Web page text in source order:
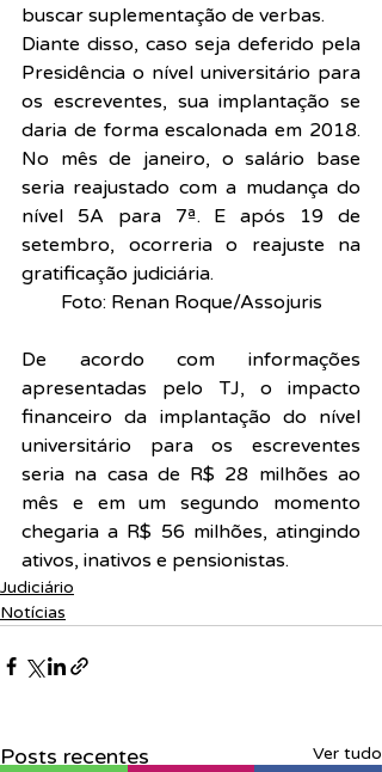
buscar suplementação de verbas.
Diante disso, caso seja deferido pela
Presidência o nível universitário para
os escreventes, sua implantação se
daria de forma escalonada em 2018.
No mês de janeiro, o salário base
seria reajustado com a mudança do
nível 5A para 7ª. E após 19 de
setembro, ocorreria o reajuste na
gratificação judiciária.
Foto: Renan Roque/Assojuris
De acordo com informações
apresentadas pelo TJ, o impacto
financeiro da implantação do nível
universitário para os escreventes
seria na casa de R$ 28 milhões ao
mês e em um segundo momento
chegaria a R$ 56 milhões, atingindo
ativos, inativos e pensionistas.
Judiciário
Notícias
Posts recentes Ver tudo